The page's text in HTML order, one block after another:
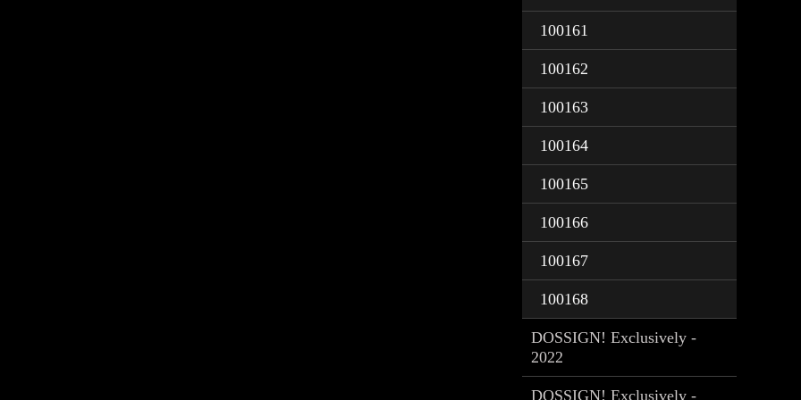
100161
100162
100163
100164
100165
100166
100167
100168
DOSSIGN! Exclusively -
2022
DOSSIGN! Exclusively -